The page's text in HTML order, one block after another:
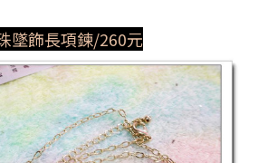
墜飾長項鍊/260元